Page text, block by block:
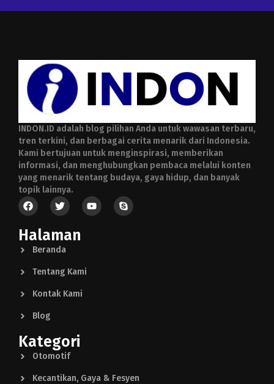
INDON.ID adalah blog pilihan Anda untuk wawasan terbaru,
tren terkini, dan berbagai cerita menarik dari Indonesia.
Kami bertujuan untuk menginspirasi, memberikan
informasi, dan menghubungkan pembaca melalui konten
yang menarik tentang budaya, gaya hidup, dan banyak
topik lainnya.
Halaman
Beranda
Tentang Kami
Kontak Kami
Blog
Kategori
Otomotif
Kecantikan, Gaya & Fesyen